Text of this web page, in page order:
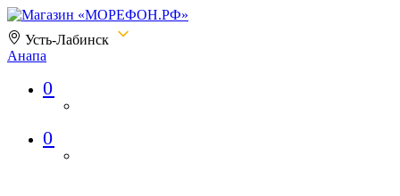
Усть-Лабинск
Анапа
Магазин «МОРЕФОН.РФ»
0
0